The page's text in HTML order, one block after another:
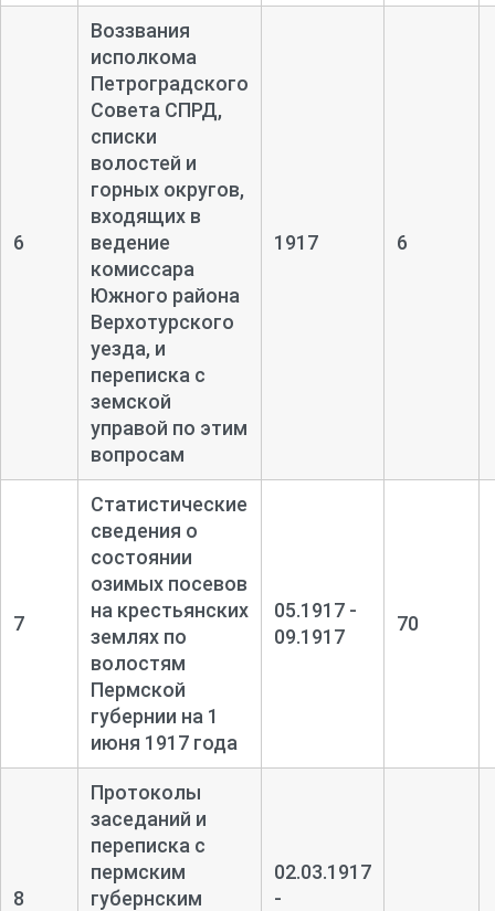
6
Воззвания
исполкома
Петроградского
Совета СПРД,
списки
волостей и
горных округов,
входящих в
ведение
комиссара
Южного района
Верхотурского
уезда, и
переписка с
земской
управой по этим
вопросам
1917 6
7
Статистические
сведения о
состоянии
озимых посевов
на крестьянских
землях по
волостям
Пермской
губернии на 1
июня 1917 года
05.1917 -
09.1917
70
8
Протоколы
заседаний и
переписка с
пермским
губернским
02.03.1917
-